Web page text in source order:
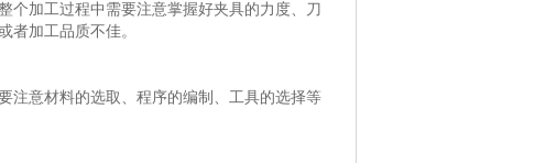
个加工过程中需要注意掌握好夹具的力度、刀
者加工品质不佳。
注意材料的选取、程序的编制、工具的选择等